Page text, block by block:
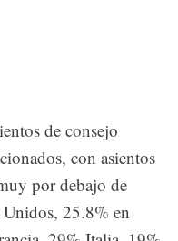
de consejo
con asientos
por debajo de
25.8% en